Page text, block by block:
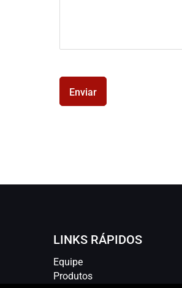
Enviar
LINKS RÁPIDOS
Equipe
Produtos